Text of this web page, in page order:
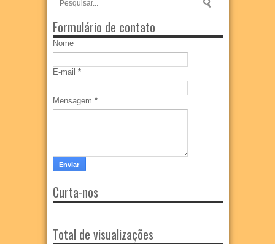
Formulário de contato
Nome
E-mail *
Mensagem *
Curta-nos
Total de visualizações